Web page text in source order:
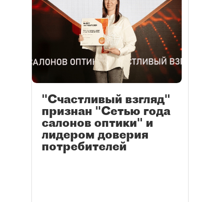
"Счастливый взгляд"
признан "Сетью года
салонов оптики" и
лидером доверия
потребителей